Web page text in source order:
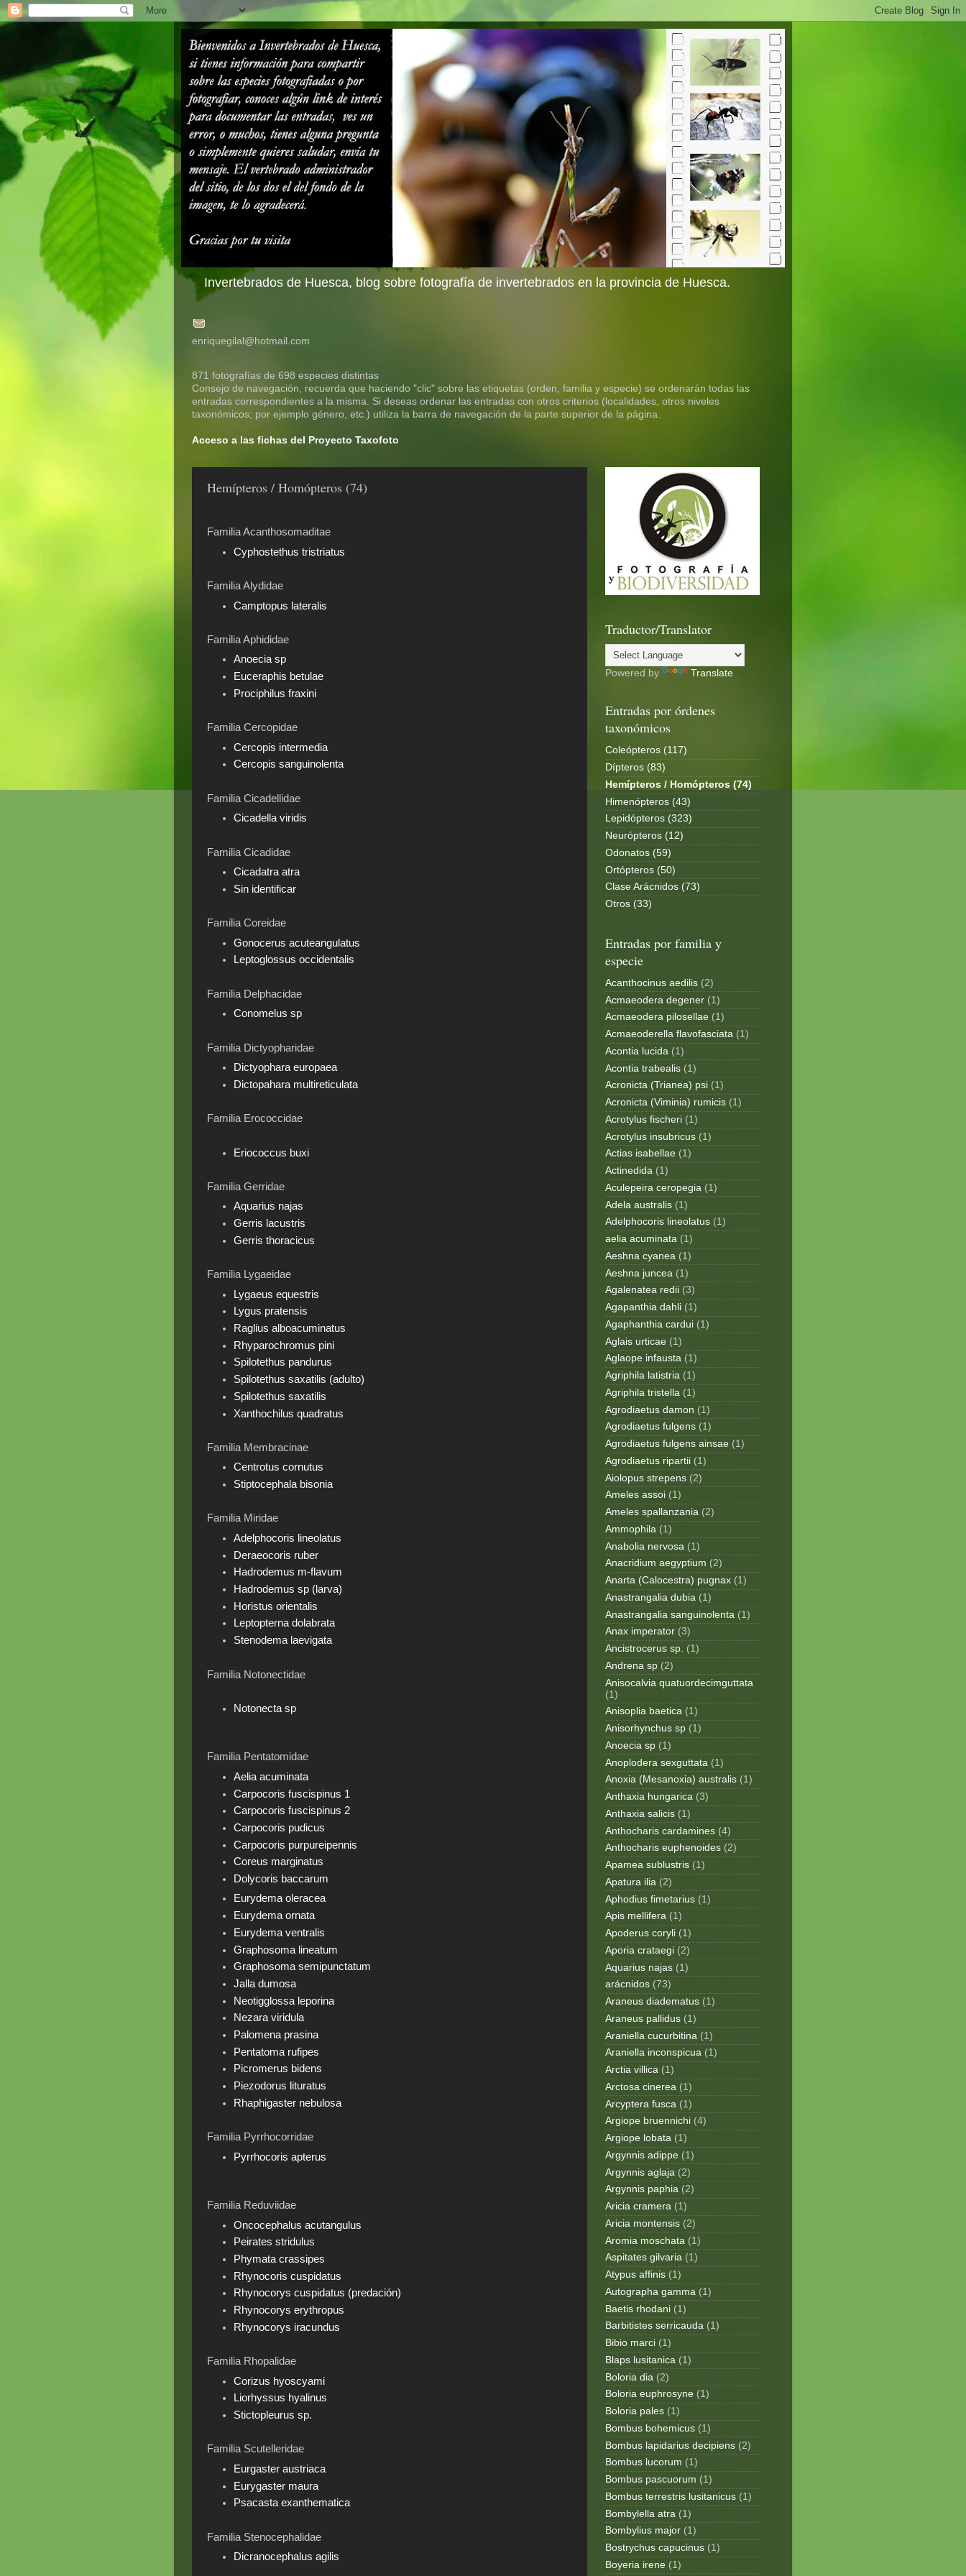
Invertebrados de Huesca, blog sobre fotografía de invertebrados en la provincia de Huesca.
enriquegilal@hotmail.com
871 fotografías de 698 especies distintas
Consejo de navegación, recuerda que haciendo "clic" sobre las etiquetas (orden, familia y especie) se ordenarán todas las
entradas correspondientes a la misma. Si deseas ordenar las entradas con otros criterios (localidades, otros niveles
taxonómicos; por ejemplo género, etc.) utiliza la barra de navegación de la parte superior de la página.
Acceso a las fichas del Proyecto Taxofoto
Hemípteros / Homópteros (74)
Familia Acanthosomaditae
Cyphostethus tristriatus
Familia Alydidae
Camptopus lateralis
Familia Aphididae
Anoecia sp
Euceraphis betulae
Prociphilus fraxini
Familia Cercopidae
Cercopis intermedia
Cercopis sanguinolenta
Familia Cicadellidae
Cicadella viridis
Familia Cicadidae
Cicadatra atra
Sin identificar
Familia Coreidae
Gonocerus acuteangulatus
Leptoglossus occidentalis
Familia Delphacidae
Conomelus sp
Familia Dictyopharidae
Dictyophara europaea
Dictopahara multireticulata
Familia Erococcidae
Eriococcus buxi
Familia Gerridae
Aquarius najas
Gerris lacustris
Gerris thoracicus
Familia Lygaeidae
Lygaeus equestris
Lygus pratensis
Raglius alboacuminatus
Rhyparochromus pini
Spilotethus pandurus
Spilotethus saxatilis (adulto)
Spilotethus saxatilis
Xanthochilus quadratus
Familia Membracinae
Centrotus cornutus
Stiptocephala bisonia
Familia Miridae
Adelphocoris lineolatus
Deraeocoris ruber
Hadrodemus m-flavum
Hadrodemus sp (larva)
Horistus orientalis
Leptopterna dolabrata
Stenodema laevigata
Familia Notonectidae
Notonecta sp
Familia Pentatomidae
Aelia acuminata
Carpocoris fuscispinus 1
Carpocoris fuscispinus 2
Carpocoris pudicus
Carpocoris purpureipennis
Coreus marginatus
Dolycoris baccarum
Eurydema oleracea
Eurydema ornata
Eurydema ventralis
Graphosoma lineatum
Graphosoma semipunctatum
Jalla dumosa
Neotigglossa leporina
Nezara viridula
Palomena prasina
Pentatoma rufipes
Picromerus bidens
Piezodorus lituratus
Rhaphigaster nebulosa
Familia Pyrrhocorridae
Pyrrhocoris apterus
Familia Reduviidae
Oncocephalus acutangulus
Peirates stridulus
Phymata crassipes
Rhynocoris cuspidatus
Rhynocorys cuspidatus (predación)
Rhynocorys erythropus
Rhynocorys iracundus
Familia Rhopalidae
Corizus hyoscyami
Liorhyssus hyalinus
Stictopleurus sp.
Familia Scutelleridae
Eurgaster austriaca
Eurygaster maura
Psacasta exanthematica
Familia Stenocephalidae
Dicranocephalus agilis
Traductor/Translator
Powered by Translate
Entradas por órdenes
taxonómicos
Coleópteros (117)
Dípteros (83)
Hemípteros / Homópteros (74)
Himenópteros (43)
Lepidópteros (323)
Neurópteros (12)
Odonatos (59)
Ortópteros (50)
Clase Arácnidos (73)
Otros (33)
Entradas por familia y
especie
Acanthocinus aedilis (2)
Acmaeodera degener (1)
Acmaeodera pilosellae (1)
Acmaeoderella flavofasciata (1)
Acontia lucida (1)
Acontia trabealis (1)
Acronicta (Trianea) psi (1)
Acronicta (Viminia) rumicis (1)
Acrotylus fischeri (1)
Acrotylus insubricus (1)
Actias isabellae (1)
Actinedida (1)
Aculepeira ceropegia (1)
Adela australis (1)
Adelphocoris lineolatus (1)
aelia acuminata (1)
Aeshna cyanea (1)
Aeshna juncea (1)
Agalenatea redii (3)
Agapanthia dahli (1)
Agaphanthia cardui (1)
Aglais urticae (1)
Aglaope infausta (1)
Agriphila latistria (1)
Agriphila tristella (1)
Agrodiaetus damon (1)
Agrodiaetus fulgens (1)
Agrodiaetus fulgens ainsae (1)
Agrodiaetus ripartii (1)
Aiolopus strepens (2)
Ameles assoi (1)
Ameles spallanzania (2)
Ammophila (1)
Anabolia nervosa (1)
Anacridium aegyptium (2)
Anarta (Calocestra) pugnax (1)
Anastrangalia dubia (1)
Anastrangalia sanguinolenta (1)
Anax imperator (3)
Ancistrocerus sp. (1)
Andrena sp (2)
Anisocalvia quatuordecimguttata
(1)
Anisoplia baetica (1)
Anisorhynchus sp (1)
Anoecia sp (1)
Anoplodera sexguttata (1)
Anoxia (Mesanoxia) australis (1)
Anthaxia hungarica (3)
Anthaxia salicis (1)
Anthocharis cardamines (4)
Anthocharis euphenoides (2)
Apamea sublustris (1)
Apatura ilia (2)
Aphodius fimetarius (1)
Apis mellifera (1)
Apoderus coryli (1)
Aporia crataegi (2)
Aquarius najas (1)
arácnidos (73)
Araneus diadematus (1)
Araneus pallidus (1)
Araniella cucurbitina (1)
Araniella inconspicua (1)
Arctia villica (1)
Arctosa cinerea (1)
Arcyptera fusca (1)
Argiope bruennichi (4)
Argiope lobata (1)
Argynnis adippe (1)
Argynnis aglaja (2)
Argynnis paphia (2)
Aricia cramera (1)
Aricia montensis (2)
Aromia moschata (1)
Aspitates gilvaria (1)
Atypus affinis (1)
Autographa gamma (1)
Baetis rhodani (1)
Barbitistes serricauda (1)
Bibio marci (1)
Blaps lusitanica (1)
Boloria dia (2)
Boloria euphrosyne (1)
Boloria pales (1)
Bombus bohemicus (1)
Bombus lapidarius decipiens (2)
Bombus lucorum (1)
Bombus pascuorum (1)
Bombus terrestris lusitanicus (1)
Bombylella atra (1)
Bombylius major (1)
Bostrychus capucinus (1)
Boyeria irene (1)